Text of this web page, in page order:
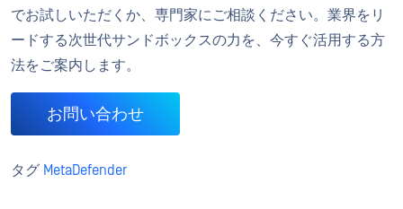
でお試しいただくか、専門家にご相談ください。業界をリ
ードする次世代サンドボックスの力を、今すぐ活用する方
法をご案内します。
お問い合わせ
タグ MetaDefender